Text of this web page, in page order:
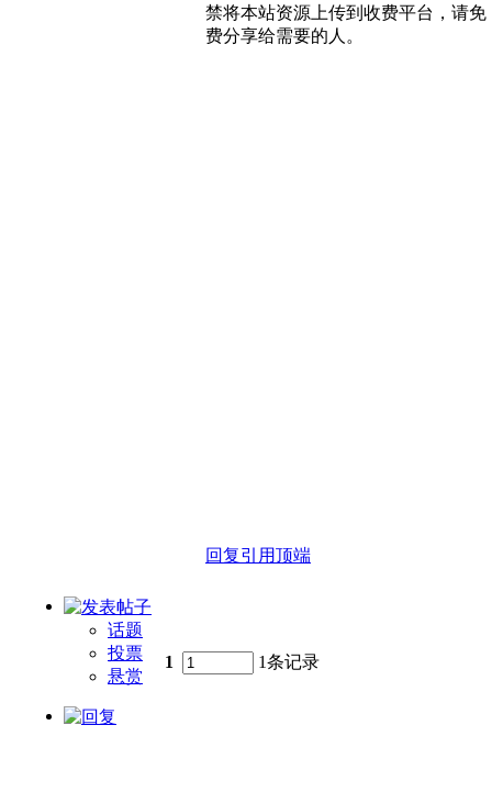
禁将本站资源上传到收费平台，请免
费分享给需要的人。
回复引用顶端
话题
投票
悬赏
1 1条记录